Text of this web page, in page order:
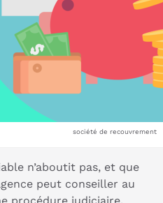
société de recouvrement
n’aboutit pas, et que
peut conseiller au